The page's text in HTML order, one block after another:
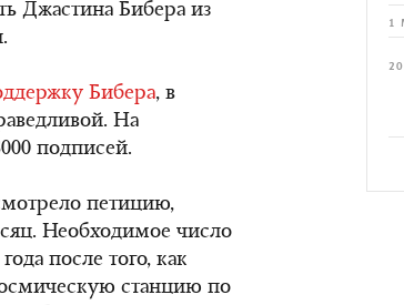
Джастина Бибера из
Бибера, в
На
подписей.
петицию,
Необходимое число
после того, как
станцию по
1